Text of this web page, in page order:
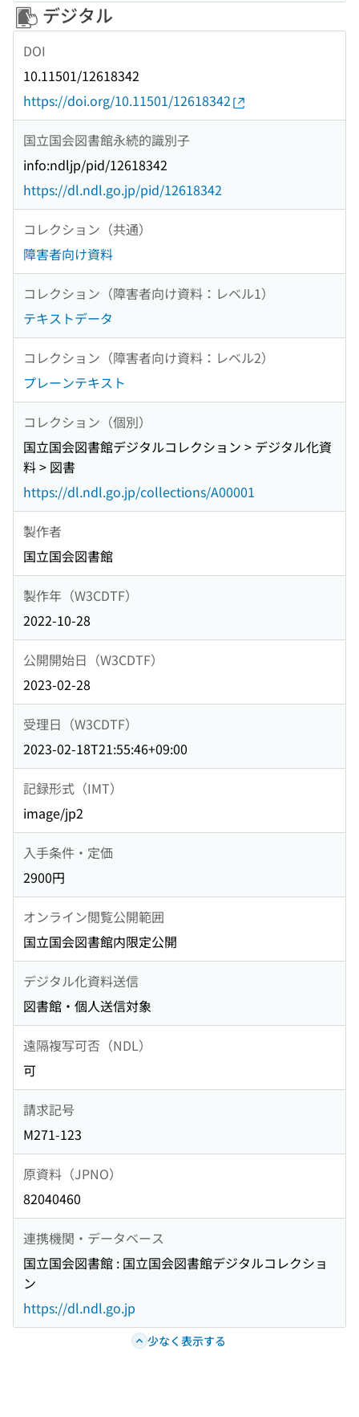
デジタル
DOI
10.11501/12618342
https://doi.org/10.11501/12618342
国立国会図書館永続的識別子
info:ndljp/pid/12618342
https://dl.ndl.go.jp/pid/12618342
コレクション（共通）
障害者向け資料
コレクション（障害者向け資料：レベル1）
テキストデータ
コレクション（障害者向け資料：レベル2）
プレーンテキスト
コレクション（個別）
国立国会図書館デジタルコレクション > デジタル化資
料 > 図書
https://dl.ndl.go.jp/collections/A00001
製作者
国立国会図書館
製作年（W3CDTF）
2022-10-28
公開開始日（W3CDTF）
2023-02-28
受理日（W3CDTF）
2023-02-18T21:55:46+09:00
記録形式（IMT）
image/jp2
入手条件・定価
2900円
オンライン閲覧公開範囲
国立国会図書館内限定公開
デジタル化資料送信
図書館・個人送信対象
遠隔複写可否（NDL）
可
請求記号
M271-123
原資料（JPNO）
82040460
連携機関・データベース
国立国会図書館 : 国立国会図書館デジタルコレクショ
ン
https://dl.ndl.go.jp
少なく表示する